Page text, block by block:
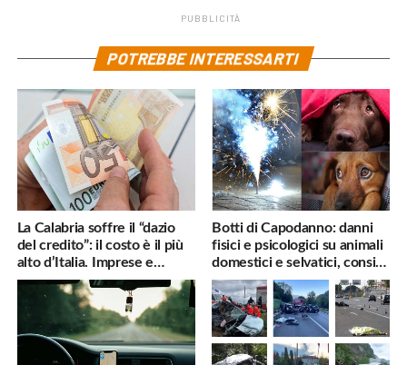
PUBBLICITÀ
POTREBBE INTERESSARTI
La Calabria soffre il “dazio
del credito”: il costo è il più
alto d’Italia. Imprese e
famiglie penalizzate
Botti di Capodanno: danni
fisici e psicologici su animali
domestici e selvatici, consigli
utili